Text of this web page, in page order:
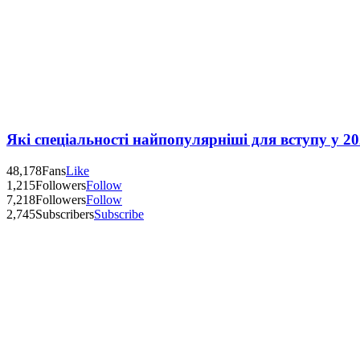
Які спеціальності найпопулярніші для вступу у
48,178FansLike
1,215FollowersFollow
7,218FollowersFollow
2,745SubscribersSubscribe